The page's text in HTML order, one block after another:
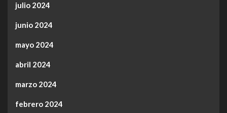
julio 2024
junio 2024
mayo 2024
abril 2024
marzo 2024
febrero 2024